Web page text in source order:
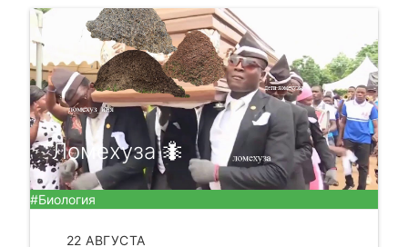
Ломехуза 🐜
#Биология
22 АВГУСТА